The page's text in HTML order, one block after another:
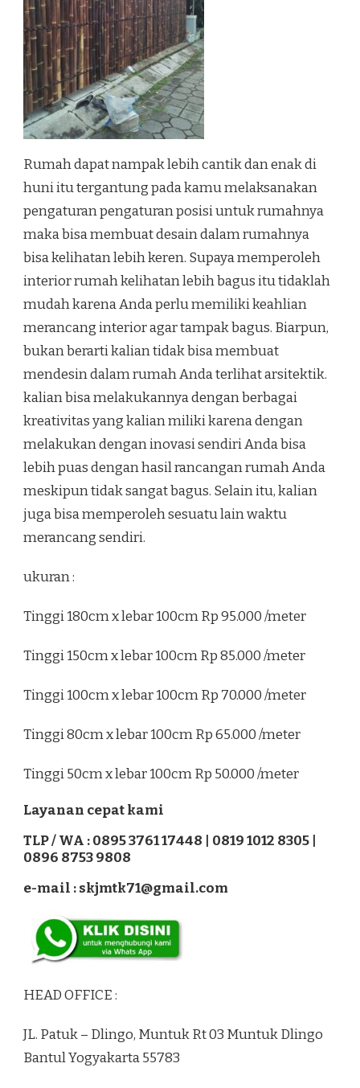
Rumah dapat nampak lebih cantik dan enak di
huni itu tergantung pada kamu melaksanakan
pengaturan pengaturan posisi untuk rumahnya
maka bisa membuat desain dalam rumahnya
bisa kelihatan lebih keren. Supaya memperoleh
interior rumah kelihatan lebih bagus itu tidaklah
mudah karena Anda perlu memiliki keahlian
merancang interior agar tampak bagus. Biarpun,
bukan berarti kalian tidak bisa membuat
mendesin dalam rumah Anda terlihat arsitektik.
kalian bisa melakukannya dengan berbagai
kreativitas yang kalian miliki karena dengan
melakukan dengan inovasi sendiri Anda bisa
lebih puas dengan hasil rancangan rumah Anda
meskipun tidak sangat bagus. Selain itu, kalian
juga bisa memperoleh sesuatu lain waktu
merancang sendiri.
ukuran :
Tinggi 180cm x lebar 100cm Rp 95.000 /meter
Tinggi 150cm x lebar 100cm Rp 85.000 /meter
Tinggi 100cm x lebar 100cm Rp 70.000 /meter
Tinggi 80cm x lebar 100cm Rp 65.000 /meter
Tinggi 50cm x lebar 100cm Rp 50.000 /meter
Layanan cepat kami
TLP / WA : 0895 3761 17448 | 0819 1012 8305 |
0896 8753 9808
e-mail : skjmtk71@gmail.com
HEAD OFFICE :
JL. Patuk – Dlingo, Muntuk Rt 03 Muntuk Dlingo
Bantul Yogyakarta 55783